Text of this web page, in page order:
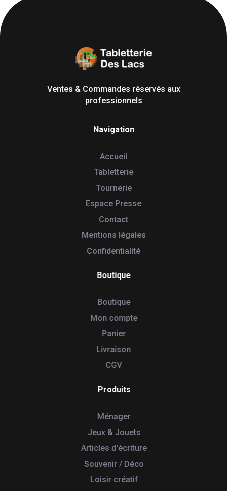
Ventes & Commandes réservés aux
professionnels
Navigation
Accueil
Tabletterie
Tournerie
Espace Presse
Contact
Mentions légales
Confidentialité
Boutique
Boutique
Mon compte
Panier
Livraison
CGV
Produits
Ménager
Jeux & Jouets
Articles d'écriture
Souvenir / Déco
Loisir créatif